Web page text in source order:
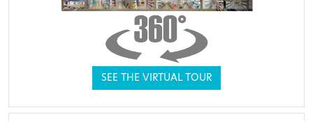
SEE THE VIRTUAL TOUR